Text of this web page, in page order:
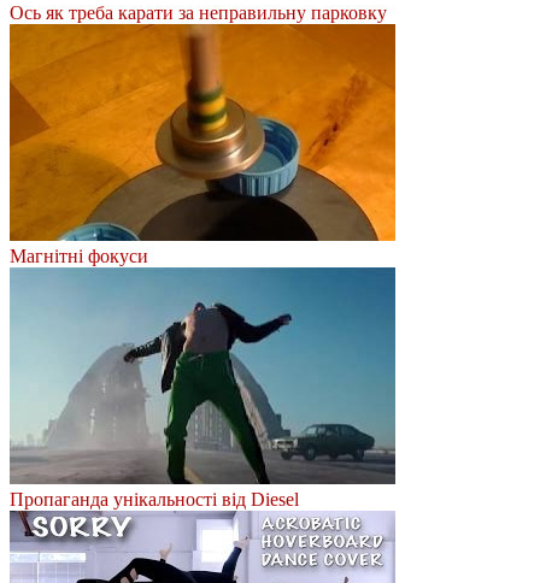
Ось як треба карати за неправильну парковку
Магнітні фокуси
Пропаганда унікальності від Diesel